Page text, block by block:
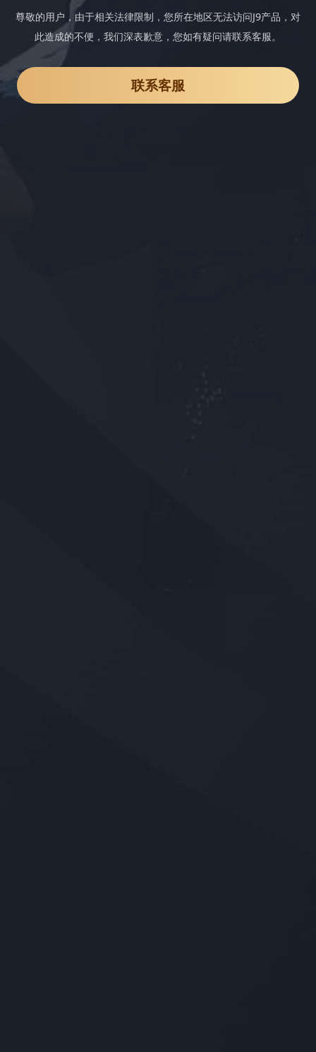
尊敬的用户，由于相关法律限制，您所在地区无法访问J9产品，对
此造成的不便，我们深表歉意，您如有疑问请联系客服。
联系客服